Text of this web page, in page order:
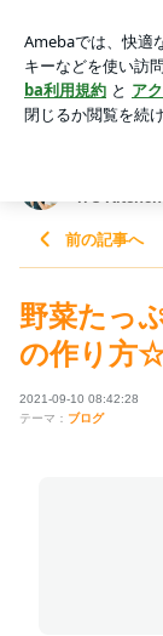
かりオフィシャ
ピ」Powered by
アプリをダウン
ょう。
ri's Kitchen
前の記事へ
野菜たっ
の作り方
2021-09-10 08:42:28
テーマ： ブログ